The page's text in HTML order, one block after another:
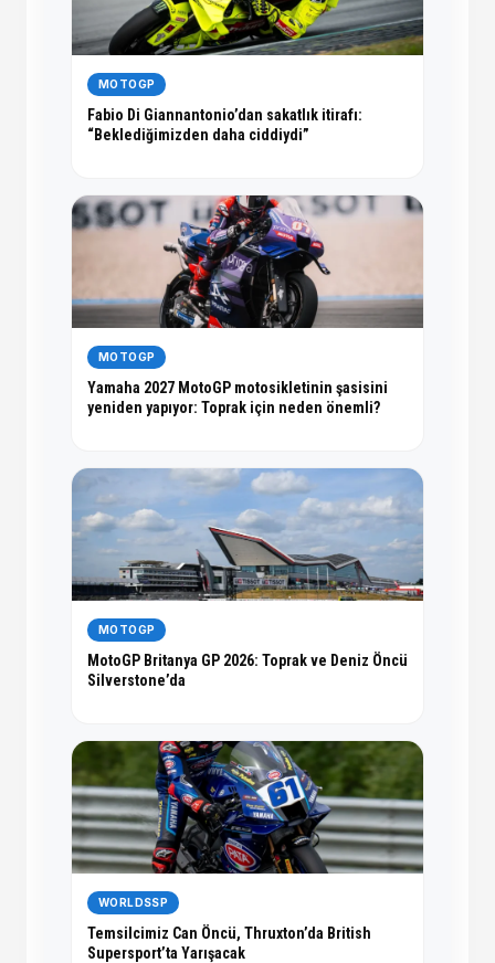
MOTOGP
Fabio Di Giannantonio’dan sakatlık itirafı:
“Beklediğimizden daha ciddiydi”
MOTOGP
Yamaha 2027 MotoGP motosikletinin şasisini
yeniden yapıyor: Toprak için neden önemli?
MOTOGP
MotoGP Britanya GP 2026: Toprak ve Deniz Öncü
Silverstone’da
WORLDSSP
Temsilcimiz Can Öncü, Thruxton’da British
Supersport’ta Yarışacak